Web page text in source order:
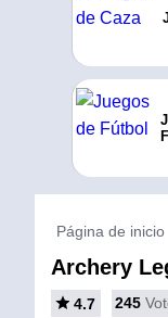
Página de inicio
Archery
4.7 245